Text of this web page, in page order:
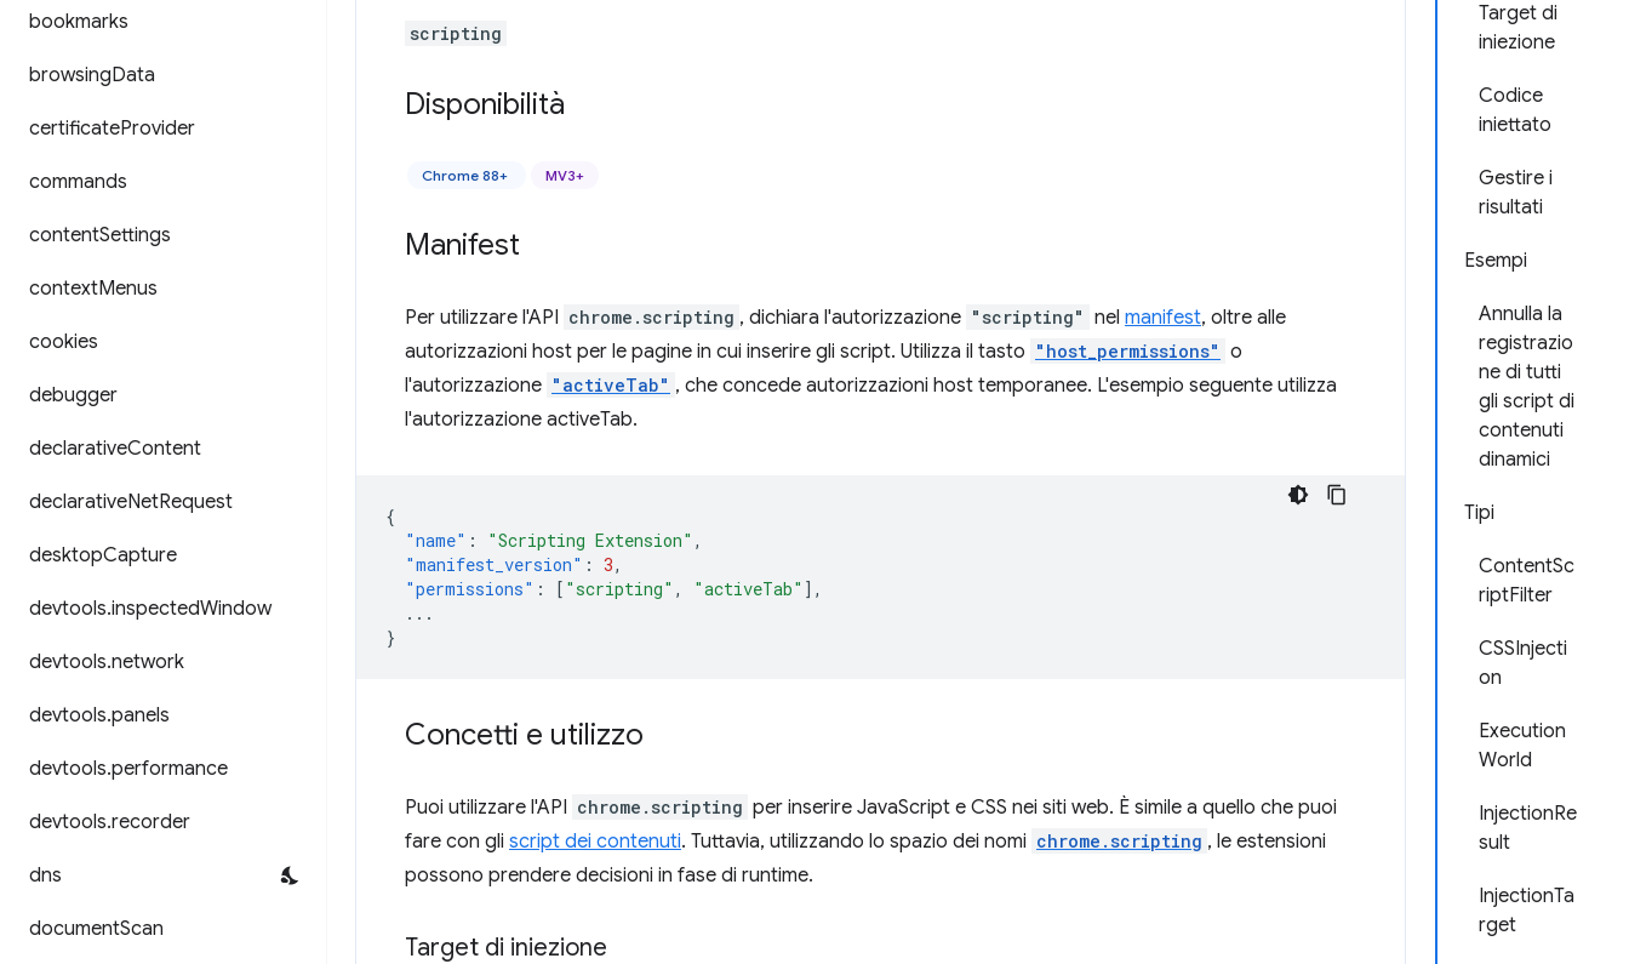
bookmarks
browsingData
certificateProvider
commands
contentSettings
contextMenus
cookies
debugger
declarativeContent
declarativeNetRequest
desktopCapture
devtools.inspectedWindow
devtools.network
devtools.panels
devtools.performance
devtools.recorder
dns
documentScan
Target di
iniezione
Codice
iniettato
Gestire i
risultati
Esempi
Annulla la
registrazio
ne di tutti
gli script di
contenuti
dinamici
Tipi
ContentSc
riptFilter
CSSInjecti
on
Execution
World
InjectionRe
sult
InjectionTa
rget
scripting
Disponibilità
Chrome 88+ MV3+
Manifest
Per utilizzare l'API chrome.scripting , dichiara l'autorizzazione "scripting" nel manifest, oltre alle
autorizzazioni host per le pagine in cui inserire gli script. Utilizza il tasto "host_permissions" o
l'autorizzazione "activeTab" , che concede autorizzazioni host temporanee. L'esempio seguente utilizza
l'autorizzazione activeTab.
{
"name" : "Scripting Extension" ,
"manifest_version" : 3,
"permissions" : [ "scripting" , "activeTab" ],
...
}
Concetti e utilizzo
Puoi utilizzare l'API chrome.scripting per inserire JavaScript e CSS nei siti web. È simile a quello che puoi
fare con gli script dei contenuti. Tuttavia, utilizzando lo spazio dei nomi chrome.scripting , le estensioni
possono prendere decisioni in fase di runtime.
Target di iniezione